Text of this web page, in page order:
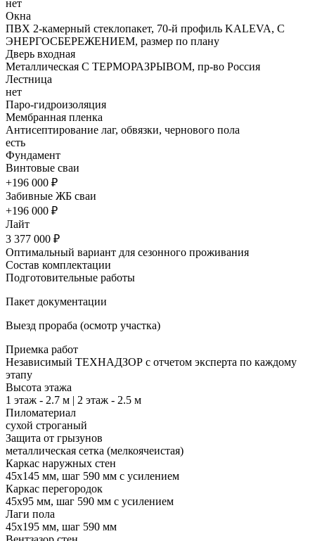
нет
Окна
ПВХ 2-камерный стеклопакет, 70-й профиль KALEVA, С
ЭНЕРГОСБЕРЕЖЕНИЕМ, размер по плану
Дверь входная
Металлическая С ТЕРМОРАЗРЫВОМ, пр-во Россия
Лестница
нет
Паро-гидроизоляция
Мембранная пленка
Антисептирование лаг, обвязки, чернового пола
есть
Фундамент
Винтовые сваи
+196 000 ₽
Забивные ЖБ сваи
+196 000 ₽
Лайт
3 377 000 ₽
Оптимальный вариант для сезонного проживания
Состав комплектации
Подготовительные работы
Пакет документации
Выезд прораба (осмотр участка)
Приемка работ
Независимый ТЕХНАДЗОР с отчетом эксперта по каждому
этапу
Высота этажа
1 этаж - 2.7 м | 2 этаж - 2.5 м
Пиломатериал
сухой строганый
Защита от грызунов
металлическая сетка (мелкоячеистая)
Каркас наружных стен
45х145 мм, шаг 590 мм с усилением
Каркас перегородок
45х95 мм, шаг 590 мм с усилением
Лаги пола
45х195 мм, шаг 590 мм